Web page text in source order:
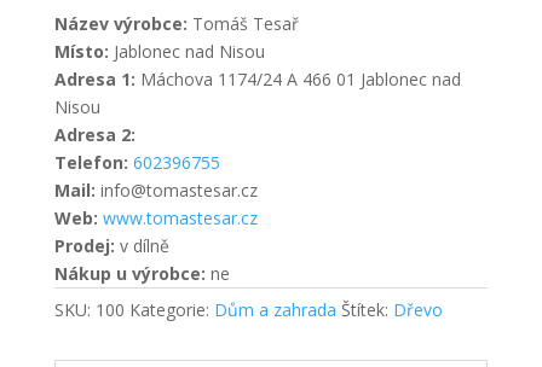
Název výrobce: Tomáš Tesař
Místo: Jablonec nad Nisou
Adresa 1: Máchova 1174/24 A 466 01 Jablonec nad
Nisou
Adresa 2:
Telefon: 602396755
Mail: info@tomastesar.cz
Web: www.tomastesar.cz
Prodej: v dílně
Nákup u výrobce: ne
SKU: 100 Kategorie: Dům a zahrada Štítek: Dřevo